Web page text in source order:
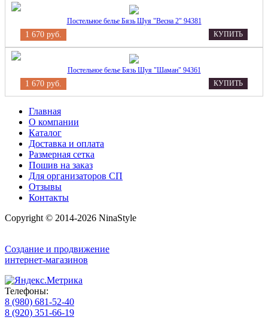
Постельное белье Бязь Шуя "Весна 2" 94381
1 670 руб. КУПИТЬ
Постельное белье Бязь Шуя "Шаман" 94361
1 670 руб. КУПИТЬ
Главная
О компании
Каталог
Доставка и оплата
Размерная сетка
Пошив на заказ
Для организаторов СП
Отзывы
Контакты
Copyright © 2014-2026 NinaStyle
Создание и продвижение
интернет-магазинов
Телефоны:
8 (980) 681-52-40
8 (920) 351-66-19